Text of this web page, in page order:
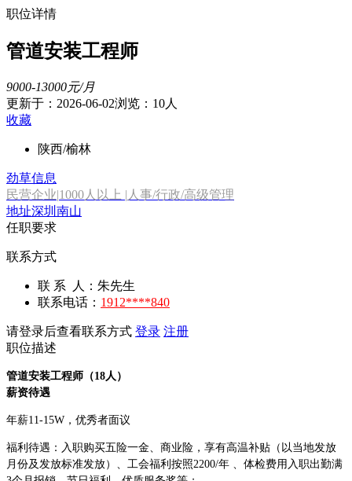
职位详情
管道安装工程师
9000-13000元/月
更新于：2026-06-02浏览： 10人
收藏
陕西/榆林
劲草信息
民营企业|1000人以上 | 人事/行政/高级管理
地址深圳南山
任职要求
联系方式
联 系 人：朱先生
联系电话： 1912****840
请登录后查看联系方式 登录 注册
职位描述
管道安装工程师（18人）
薪资待遇
年薪11-15W，优秀者面议
福利待遇：入职购买五险一金、商业险，享有高温补贴（以当地发放
月份及发放标准发放）、工会福利按照2200/年 、体检费用入职出勤满